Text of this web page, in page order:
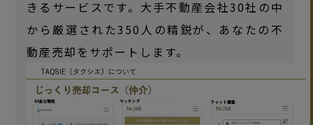
きるサービスです。大手不動産会社30社の中
から厳選された350人の精鋭が、あなたの不
動産売却をサポートします。